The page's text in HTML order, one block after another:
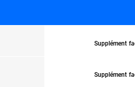
Supplément
Supplément